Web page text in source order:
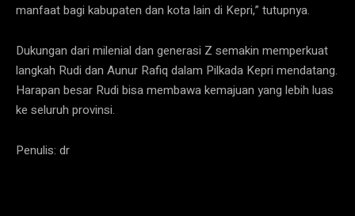
manfaat bagi kabupaten dan kota lain di Kepri,” tutupnya.
Dukungan dari milenial dan generasi Z semakin memperkuat
langkah Rudi dan Aunur Rafiq dalam Pilkada Kepri mendatang.
Harapan besar Rudi bisa membawa kemajuan yang lebih luas
ke seluruh provinsi.
Penulis: dr